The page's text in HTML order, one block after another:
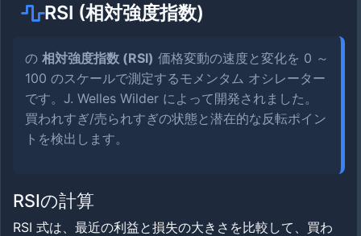
RSI (相対強度指数)
の 相対強度指数 (RSI) 価格変動の速度と変化を 0 ～
100 のスケールで測定するモメンタム オシレーター
です。J. Welles Wilder によって開発されました。
買われすぎ/売られすぎの状態と潜在的な反転ポイン
トを検出します。
RSIの計算
RSI 式は、最近の利益と損失の大きさを比較して、買わ